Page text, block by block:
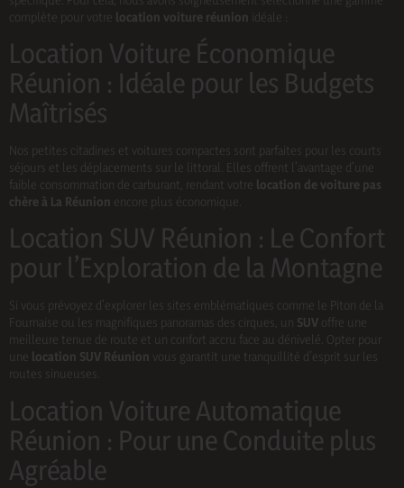
complète pour votre location voiture réunion idéale :
Location Voiture Économique
Réunion : Idéale pour les Budgets
Maîtrisés
Nos petites citadines et voitures compactes sont parfaites pour les courts
séjours et les déplacements sur le littoral. Elles offrent l’avantage d’une
faible consommation de carburant, rendant votre location de voiture pas
chère à La Réunion encore plus économique.
Location SUV Réunion : Le Confort
pour l’Exploration de la Montagne
Si vous prévoyez d’explorer les sites emblématiques comme le Piton de la
Fournaise ou les magnifiques panoramas des cirques, un SUV offre une
meilleure tenue de route et un confort accru face au dénivelé. Opter pour
une location SUV Réunion vous garantit une tranquillité d’esprit sur les
routes sinueuses.
Location Voiture Automatique
Réunion : Pour une Conduite plus
Agréable